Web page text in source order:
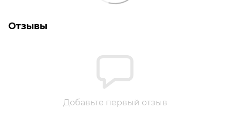
Отзывы
Добавьте первый отзыв